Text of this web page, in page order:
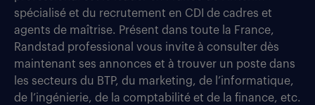
spécialisé et du recrutement en CDI de cadres et
agents de maîtrise. Présent dans toute la France,
Randstad professional vous invite à consulter dès
maintenant ses annonces et à trouver un poste dans
les secteurs du BTP, du marketing, de l’informatique,
de l’ingénierie, de la comptabilité et de la finance, etc.